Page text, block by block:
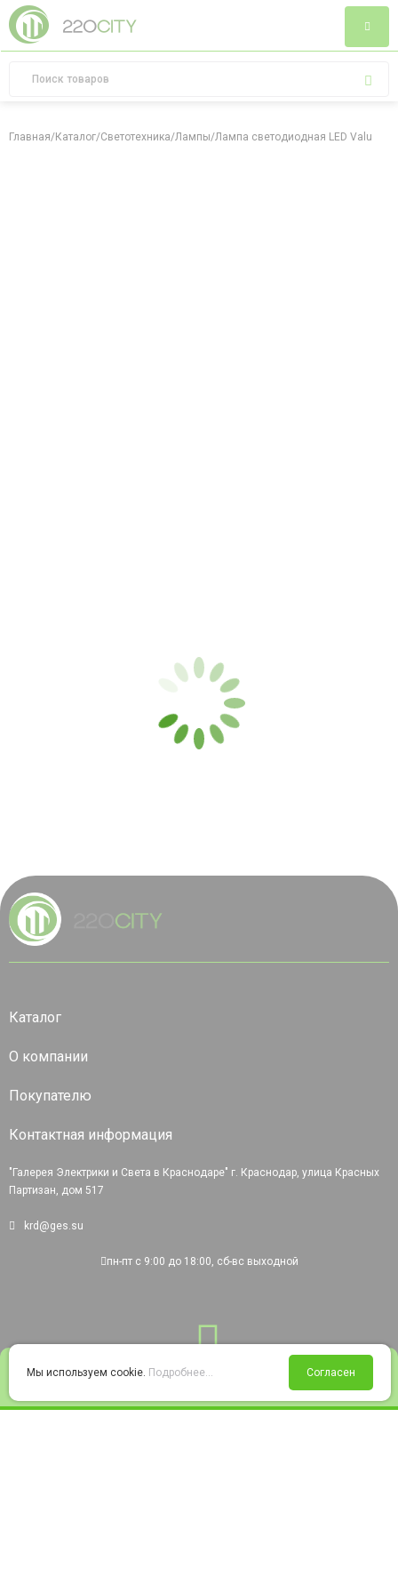
Войти Избранное Корзина
Главная/Каталог/Светотехника/Лампы/Лампа светодиодная LED Value
Каталог
О компании
Покупателю
Контактная информация
"Галерея Электрики и Света в Краснодаре" г. Краснодар, улица Красных
Партизан, дом 517
krd@ges.su
пн-пт с 9:00 до 18:00, сб-вс выходной
Мы используем cookie. Подробнее... Согласен